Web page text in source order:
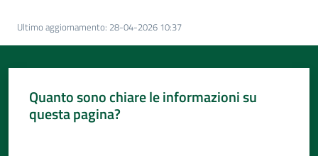
cittadini
Ultimo aggiornamento: 28-04-2026 10:37
Quanto sono chiare le informazioni su
questa pagina?